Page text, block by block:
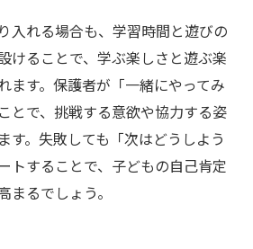
入れる場合も、学習時間と遊びの
けることで、学ぶ楽しさと遊ぶ楽
ます。保護者が「一緒にやってみ
とで、挑戦する意欲や協力する姿
す。失敗しても「次はどうしよう
トすることで、子どもの自己肯定
まるでしょう。